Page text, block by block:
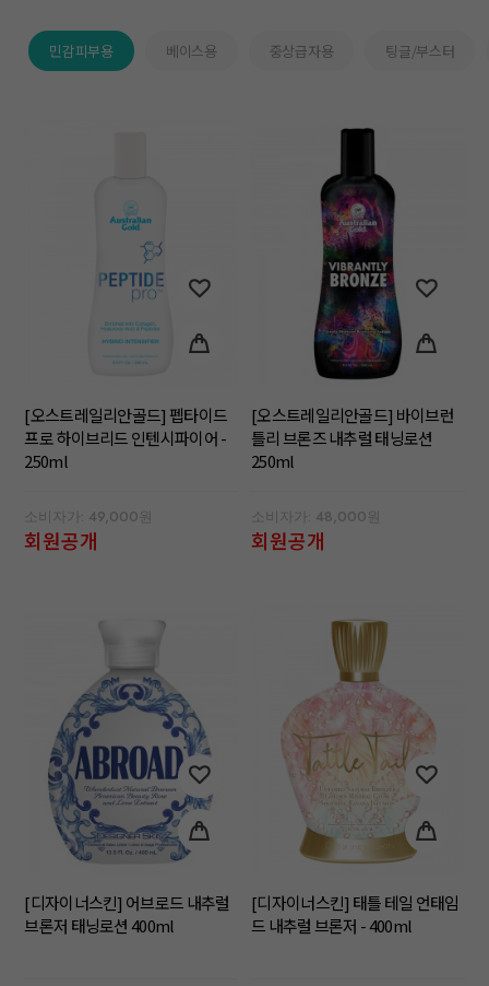
민감피부용 베이스용 중상급자용 팅글/부스터
[오스트레일리안골드] 펩타이드
프로 하이브리드 인텐시파이어 -
250ml
소비자가: 49,000원
회원공개
[오스트레일리안골드] 바이브런
틀리 브론즈 내추럴 태닝로션
250ml
소비자가: 48,000원
회원공개
[디자이너스킨] 어브로드 내추럴
브론저 태닝로션 400ml
[디자이너스킨] 태틀 테일 언태임
드 내추럴 브론저 - 400ml